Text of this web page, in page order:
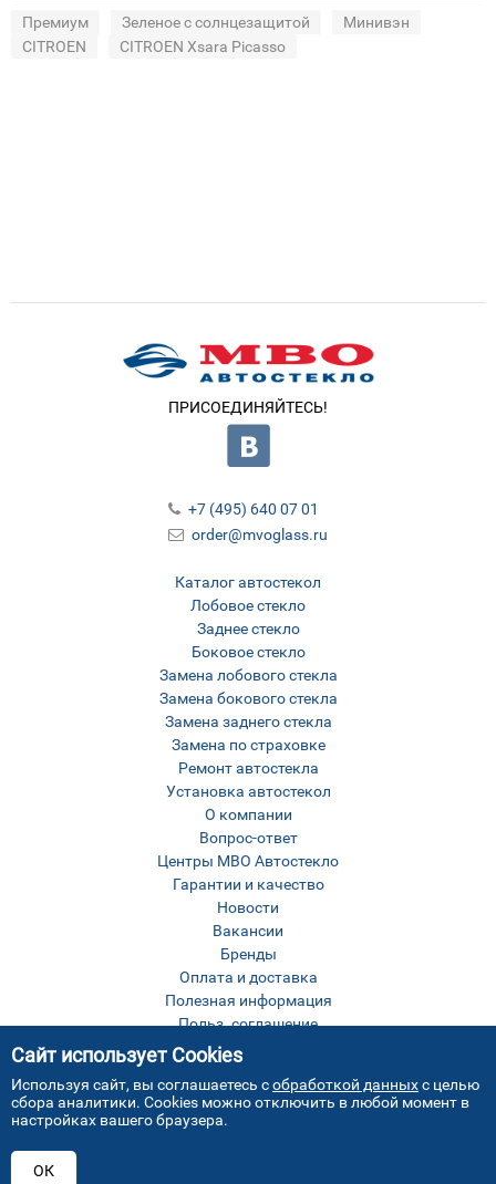
Премиум Зеленое с солнцезащитой
Минивэн
CITROEN
CITROEN Xsara Picasso
ПРИСОЕДИНЯЙТЕСЬ!
Каталог автостекол
Лобовое стекло
Заднее стекло
Боковое стекло
Замена лобового стекла
Замена бокового стекла
Замена заднего стекла
Замена по страховке
Ремонт автостекла
Установка автостекол
О компании
Вопрос-ответ
Центры МВО Автостекло
Гарантии и качество
Новости
Вакансии
Бренды
Оплата и доставка
Полезная информация
Польз. соглашение
Оставить отзыв
Карта сайта
+7 (495) 640 07 01
order@mvoglass.ru
Все права защищены © МВО Автостекло Москва
Сайт использует Cookies
Используя сайт, вы соглашаетесь собработкой данныхс целью
сбора аналитики. Cookies можно отключить в любой момент в
настройках вашего браузера.
ОК